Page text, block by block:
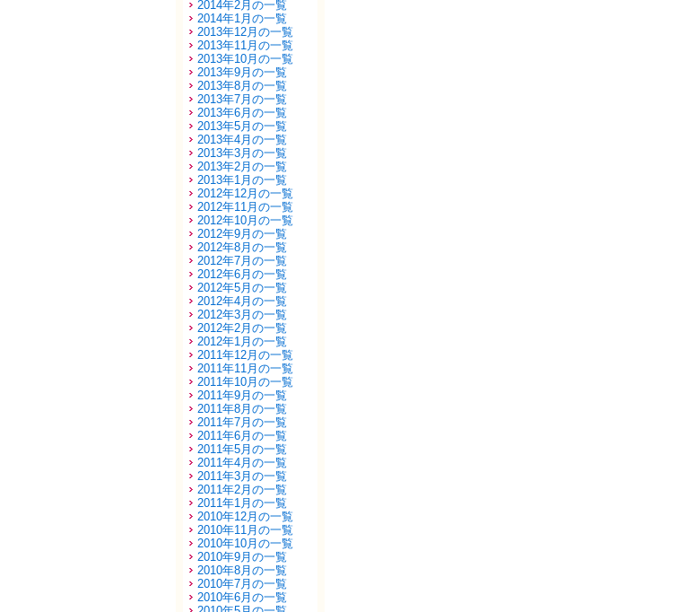
2014年2月の一覧
2014年1月の一覧
2013年12月の一覧
2013年11月の一覧
2013年10月の一覧
2013年9月の一覧
2013年8月の一覧
2013年7月の一覧
2013年6月の一覧
2013年5月の一覧
2013年4月の一覧
2013年3月の一覧
2013年2月の一覧
2013年1月の一覧
2012年12月の一覧
2012年11月の一覧
2012年10月の一覧
2012年9月の一覧
2012年8月の一覧
2012年7月の一覧
2012年6月の一覧
2012年5月の一覧
2012年4月の一覧
2012年3月の一覧
2012年2月の一覧
2012年1月の一覧
2011年12月の一覧
2011年11月の一覧
2011年10月の一覧
2011年9月の一覧
2011年8月の一覧
2011年7月の一覧
2011年6月の一覧
2011年5月の一覧
2011年4月の一覧
2011年3月の一覧
2011年2月の一覧
2011年1月の一覧
2010年12月の一覧
2010年11月の一覧
2010年10月の一覧
2010年9月の一覧
2010年8月の一覧
2010年7月の一覧
2010年6月の一覧